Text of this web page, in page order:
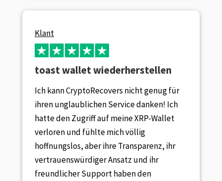
Klant
toast wallet wiederherstellen
Ich kann CryptoRecovers nicht genug für
ihren unglaublichen Service danken! Ich
hatte den Zugriff auf meine XRP-Wallet
verloren und fühlte mich völlig
hoffnungslos, aber ihre Transparenz, ihr
vertrauenswürdiger Ansatz und ihr
freundlicher Support haben den